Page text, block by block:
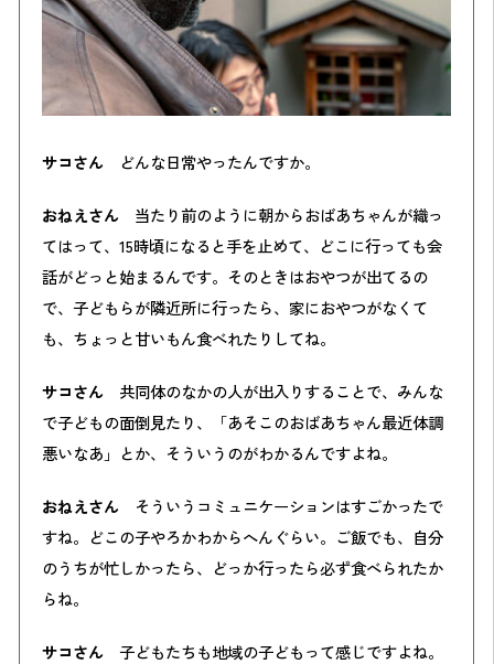
サコさん どんな日常やったんですか。
おねえさん 当たり前のように朝からおばあちゃんが織っ
てはって、15時頃になると手を止めて、どこに行っても会
話がどっと始まるんです。そのときはおやつが出てるの
で、子どもらが隣近所に行ったら、家におやつがなくて
も、ちょっと甘いもん食べれたりしてね。
サコさん 共同体のなかの人が出入りすることで、みんな
で子どもの面倒見たり、「あそこのおばあちゃん最近体調
悪いなあ」とか、そういうのがわかるんですよね。
おねえさん そういうコミュニケーションはすごかったで
すね。どこの子やろかわからへんぐらい。ご飯でも、自分
のうちが忙しかったら、どっか行ったら必ず食べられたか
らね。
サコさん 子どもたちも地域の子どもって感じですよね。